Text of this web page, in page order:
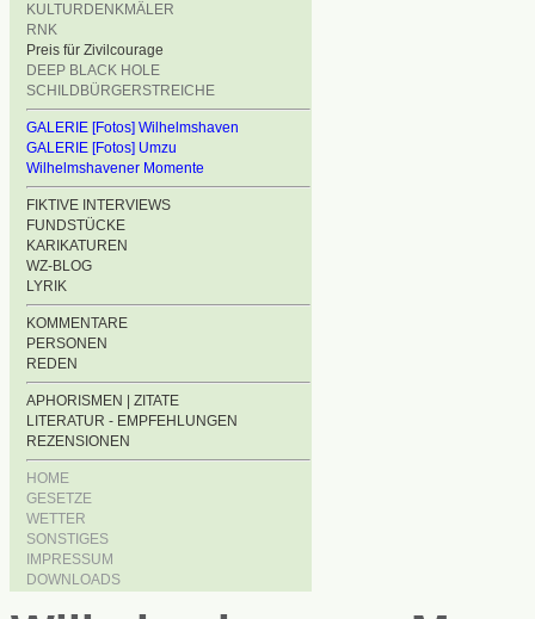
KULTURDENKMÄLER
RNK
Preis für Zivilcourage
DEEP BLACK HOLE
SCHILDBÜRGERSTREICHE
GALERIE [Fotos] Wilhelmshaven
GALERIE [Fotos] Umzu
Wilhelmshavener Momente
FIKTIVE INTERVIEWS
FUNDSTÜCKE
KARIKATUREN
WZ-BLOG
LYRIK
KOMMENTARE
PERSONEN
REDEN
APHORISMEN | ZITATE
LITERATUR - EMPFEHLUNGEN
REZENSIONEN
HOME
GESETZE
WETTER
SONSTIGES
IMPRESSUM
DOWNLOADS